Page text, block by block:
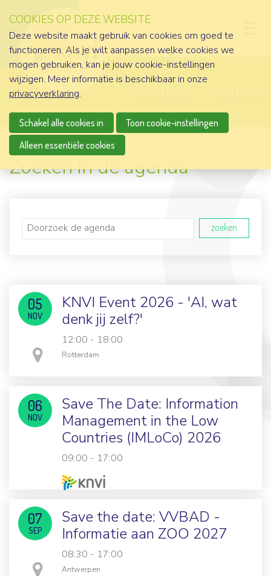
Zoeken in de agenda
zoeken
05
NOV
KNVI Event 2026 - 'AI, wat
denk jij zelf?'
12:00 - 18:00
in
Rotterdam
06
NOV
Save The Date: Information
Management in the Low
Countries (IMLoCo) 2026
09:00 - 17:00
07
SEP
Save the date: VVBAD -
Informatie aan ZOO 2027
08:30 - 17:00
in
Antwerpen
COOKIES OP DEZE WEBSITE
Deze website maakt gebruik van cookies om goed te
functioneren. Als je wilt aanpassen welke cookies we
mogen gebruiken, kan je jouw cookie-instellingen
wijzigen. Meer informatie is beschikbaar in onze
privacyverklaring.
Schakel alle cookies in
Toon cookie-instellingen
Alleen essentiële cookies